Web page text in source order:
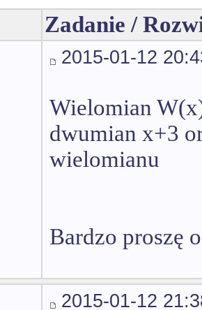
Zadanie /
2015-01-12
Wielomian
dwumian x+3
wielomianu
Bardzo proszę
2015-01-12